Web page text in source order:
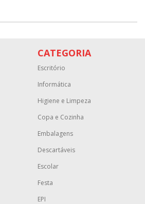
CATEGORIA
Escritório
Informática
Higiene e Limpeza
Copa e Cozinha
Embalagens
Descartáveis
Escolar
Festa
EPI